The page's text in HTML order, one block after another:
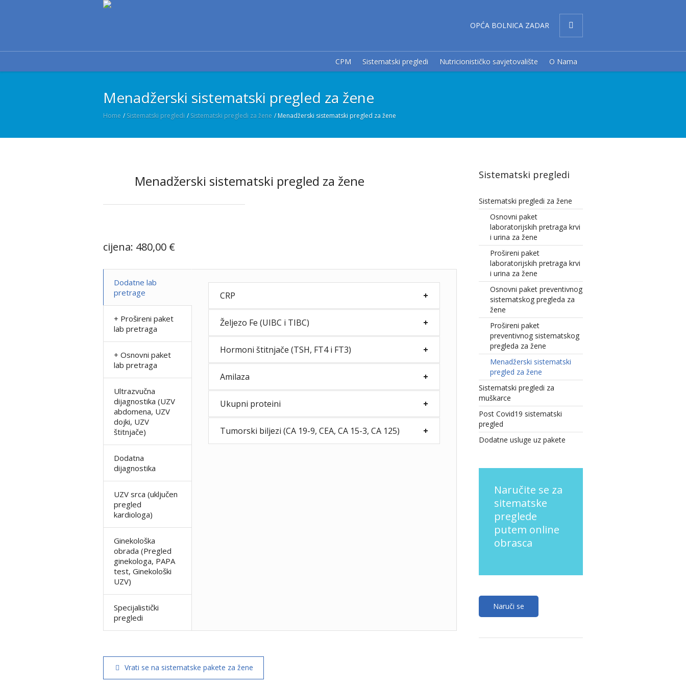
OPĆA BOLNICA ZADAR
CPM Sistematski pregledi Nutricionističko savjetovalište O Nama
Menadžerski sistematski pregled za žene
Home /Sistematski pregledi /Sistematski pregledi za žene /Menadžerski sistematski pregled za žene
Menadžerski sistematski pregled za žene
cijena: 480,00 €
Dodatne lab
pretrage
+ Prošireni paket
lab pretraga
+ Osnovni paket
lab pretraga
Ultrazvučna
dijagnostika (UZV
abdomena, UZV
dojki, UZV
štitnjače)
Dodatna
dijagnostika
UZV srca (uključen
pregled
kardiologa)
Ginekološka
obrada (Pregled
ginekologa, PAPA
test, Ginekološki
UZV)
Specijalistički
pregledi
CRP
Željezo Fe (UIBC i TIBC)
Hormoni štitnjače (TSH, FT4 i FT3)
Amilaza
Ukupni proteini
Tumorski biljezi (CA 19-9, CEA, CA 15-3, CA 125)
Vrati se na sistematske pakete za žene
Sistematski pregledi
Sistematski pregledi za žene
Osnovni paket
laboratorijskih pretraga krvi
i urina za žene
Prošireni paket
laboratorijskih pretraga krvi
i urina za žene
Osnovni paket preventivnog
sistematskog pregleda za
žene
Prošireni paket
preventivnog sistematskog
pregleda za žene
Menadžerski sistematski
pregled za žene
Sistematski pregledi za
muškarce
Post Covid19 sistematski
pregled
Dodatne usluge uz pakete
Naručite se za
sitematske
preglede
putem online
obrasca
Naruči se